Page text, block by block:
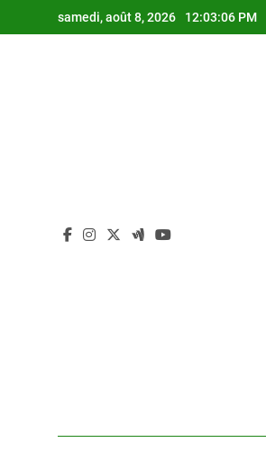
to
samedi, août 8, 2026 12:03:07 PM